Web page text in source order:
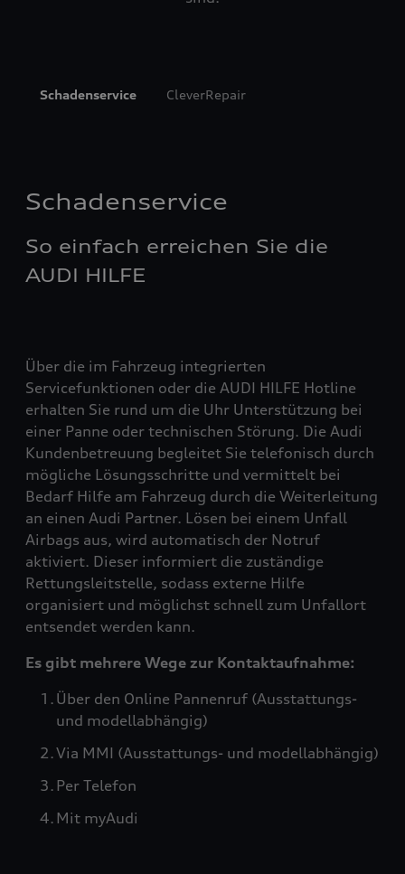
Schadenservice CleverRepair
Schadenservice
So einfach erreichen Sie die
AUDI HILFE
Über die im Fahrzeug integrierten
Servicefunktionen oder die AUDI HILFE Hotline
erhalten Sie rund um die Uhr Unterstützung bei
einer Panne oder technischen Störung. Die Audi
Kundenbetreuung begleitet Sie telefonisch durch
mögliche Lösungsschritte und vermittelt bei
Bedarf Hilfe am Fahrzeug durch die Weiterleitung
an einen Audi Partner. Lösen bei einem Unfall
Airbags aus, wird automatisch der Notruf
aktiviert. Dieser informiert die zuständige
Rettungsleitstelle, sodass externe Hilfe
organisiert und möglichst schnell zum Unfallort
entsendet werden kann.
Es gibt mehrere Wege zur Kontaktaufnahme:
Über den Online Pannenruf (Ausstattungs-
und modellabhängig)
Via MMI (Ausstattungs- und modellabhängig)
Per Telefon
Mit myAudi